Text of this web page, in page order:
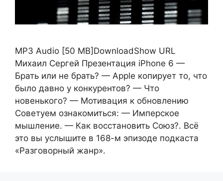
MP3 Audio [50 MB]DownloadShow URL
Михаил Сергей Презентация iPhone 6 —
Брать или не брать? — Apple копирует то, что
было давно у конкурентов? — Что
новенького? — Мотивация к обновлению
Советуем ознакомиться: — Имперское
мышление. — Как восстановить Союз?. Всё
это вы услышите в 168-м эпизоде подкаста
«Разговорный жанр».